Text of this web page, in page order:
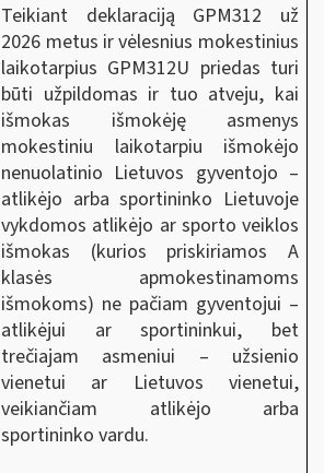
Teikiant deklaraciją GPM312 už
2026 metus ir vėlesnius mokestinius
laikotarpius GPM312U priedas turi
būti užpildomas ir tuo atveju, kai
išmokas išmokėję asmenys
mokestiniu laikotarpiu išmokėjo
nenuolatinio Lietuvos gyventojo –
atlikėjo arba sportininko Lietuvoje
vykdomos atlikėjo ar sporto veiklos
išmokas (kurios priskiriamos A
klasės apmokestinamoms
išmokoms) ne pačiam gyventojui –
atlikėjui ar sportininkui, bet
trečiajam asmeniui – užsienio
vienetui ar Lietuvos vienetui,
veikiančiam atlikėjo arba
sportininko vardu.